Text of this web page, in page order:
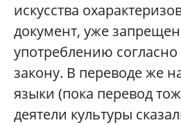
искусства
документ, уже
употреблению
закону. В переводе же
языки (пока перевод
деятели культуры